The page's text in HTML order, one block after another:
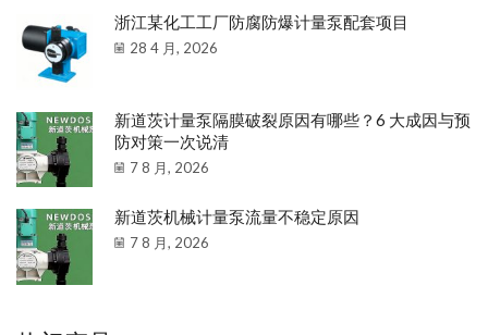
浙江某化工工厂防腐防爆计量泵配套项目
28 4 月, 2026
新道茨计量泵隔膜破裂原因有哪些？6 大成因与预
防对策一次说清
7 8 月, 2026
新道茨机械计量泵流量不稳定原因
7 8 月, 2026